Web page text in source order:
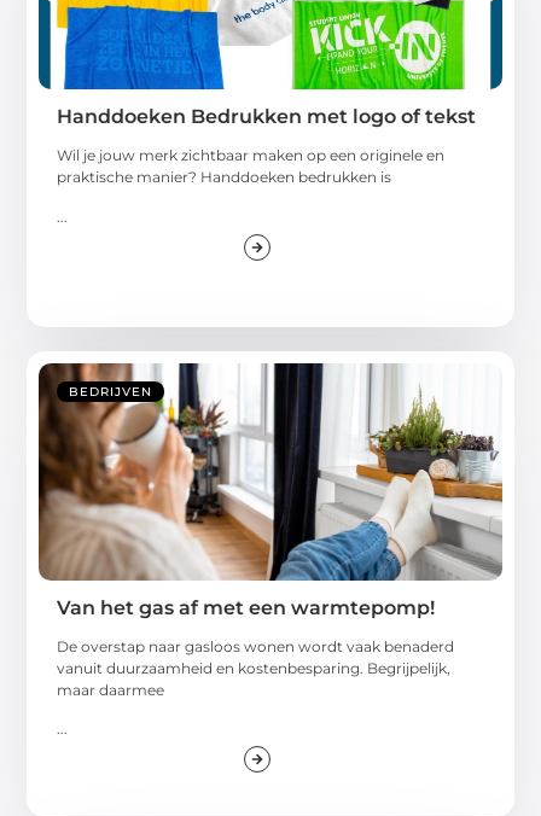
Handdoeken Bedrukken met logo of tekst
Wil je jouw merk zichtbaar maken op een originele en
praktische manier? Handdoeken bedrukken is
BEDRIJVEN
Van het gas af met een warmtepomp!
De overstap naar gasloos wonen wordt vaak benaderd
vanuit duurzaamheid en kostenbesparing. Begrijpelijk,
maar daarmee
...